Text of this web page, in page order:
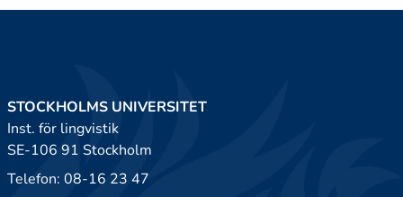
STOCKHOLMS UNIVERSITET
Inst. för lingvistik
SE-106 91 Stockholm
Telefon: 08-16 23 47